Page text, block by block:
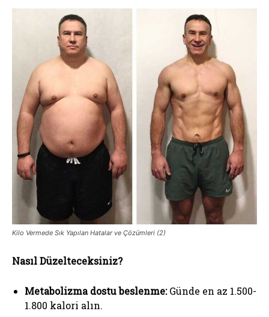
Kilo Vermede Sık Yapılan Hatalar ve Çözümleri (2)
Nasıl Düzelteceksiniz?
Metabolizma dostu beslenme:Günde en az 1.500-
1.800 kalori alın.